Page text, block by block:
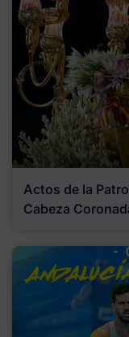
Actos de la
Cabeza